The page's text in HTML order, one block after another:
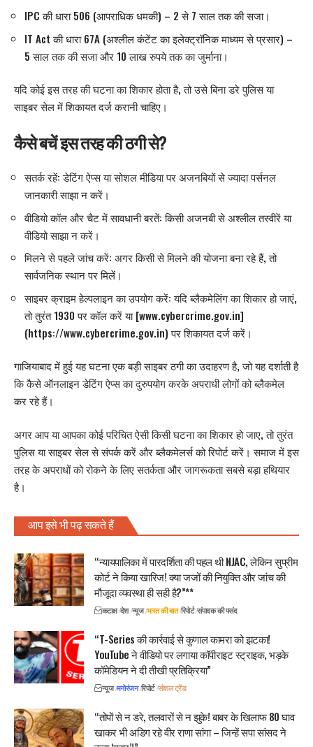
IPC की धारा 506 (आपराधिक धमकी) – 2 से 7 साल तक की सजा।
IT Act की धारा 67A (अश्लील कंटेंट का इलेक्ट्रॉनिक माध्यम से प्रसार) –
5 साल तक की सजा और 10 लाख रुपये तक का जुर्माना।
यदि कोई इस तरह की घटना का शिकार होता है, तो उसे बिना डरे पुलिस या
साइबर सेल में शिकायत दर्ज करानी चाहिए।
कैसे बचें इस तरह की ठगी से?
सतर्क रहें: डेटिंग ऐप्स या सोशल मीडिया पर अजनबियों से ज्यादा पर्सनल
जानकारी साझा न करें।
वीडियो कॉल और चैट में सावधानी बरतें: किसी अजनबी से अश्लील तस्वीरें या
वीडियो साझा न करें।
मिलने से पहले जांच करें: अगर किसी से मिलने की योजना बना रहे हैं, तो
सार्वजनिक स्थान पर मिलें।
साइबर क्राइम हेल्पलाइन का उपयोग करें: यदि ब्लैकमेलिंग का शिकार हो जाएं,
तो तुरंत 1930 पर कॉल करें या [www.cybercrime.gov.in]
(https://www.cybercrime.gov.in) पर शिकायत दर्ज करें।
गाजियाबाद में हुई यह घटना एक बड़ी साइबर ठगी का उदाहरण है, जो यह दर्शाती है
कि कैसे ऑनलाइन डेटिंग ऐप्स का दुरुपयोग करके अपराधी लोगों को ब्लैकमेल
कर रहे हैं।
अगर आप या आपका कोई परिचित ऐसी किसी घटना का शिकार हो जाए, तो तुरंत
पुलिस या साइबर सेल से संपर्क करें और ब्लैकमेलर्स को रिपोर्ट करें। समाज में इस
तरह के अपराधों को रोकने के लिए सतर्कता और जागरूकता सबसे बड़ा हथियार
है।
आप इसे भी पढ़ सकते हैं
“न्यायपालिका में पारदर्शिता की पहल थी NJAC, लेकिन सुप्रीम
कोर्ट ने किया खारिज! क्या जजों की नियुक्ति और जांच की
मौजूदा व्यवस्था ही सही है?”**
कटाक्ष देश न्यूज भारत की बात रिपोर्ट संपादक की पसंद
“T-Series की कार्रवाई से कुणाल कामरा को झटका!
YouTube ने वीडियो पर लगाया कॉपीराइट स्ट्राइक, भड़के
कॉमेडियन ने दी तीखी प्रतिक्रिया”
न्यूज मनोरंजन रिपोर्ट सोशल ट्रेंड
“तोपों से न डरे, तलवारों से न झुके! बाबर के खिलाफ 80 घाव
खाकर भी अडिग रहे वीर राणा सांगा – जिन्हें सपा सांसद ने